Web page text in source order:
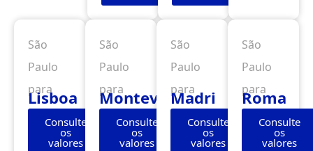
São
Paulo
para
Lisboa
Consulte
os
valores
São
Paulo
para
Montevidéu
Consulte
os
valores
São
Paulo
para
Madri
Consulte
os
valores
São
Paulo
para
Roma
Consulte
os
valores